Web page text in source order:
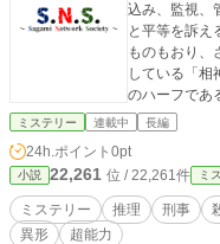
込み、監視、
と平等を訴え
ものもおり、さ
している「相
のハーフであ
る事件をきっ
異形が関わる事件を
るのは、ネッ
一風変わった
と協力して事
ミステリー 連載中 長編
24h.ポイント 0pt
小説 22,261 位 / 22,261件 ミ
ミステリー 推理 刑事
異形
超能力